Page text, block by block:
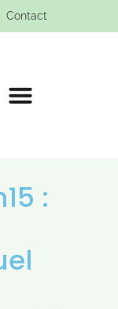
Contact
: